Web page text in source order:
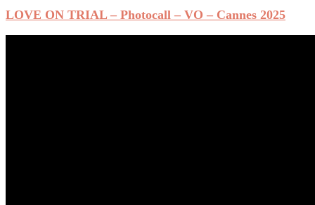
LOVE ON TRIAL – Photocall – VO – Cannes 2025